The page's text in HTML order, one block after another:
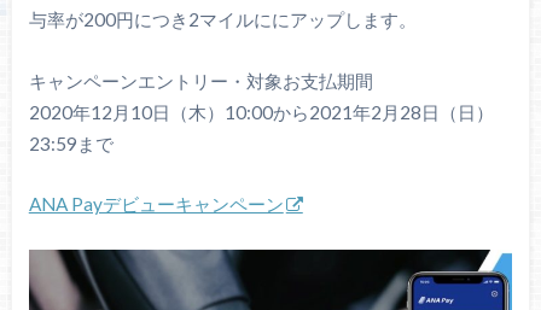
与率が200円につき2マイルににアップします。
キャンペーンエントリー・対象お支払期間
2020年12月10日（木）10:00から2021年2月28日（日）
23:59まで
ANA Payデビューキャンペーン